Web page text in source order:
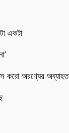
একটা
করো অরণ্যের অব্যাহত